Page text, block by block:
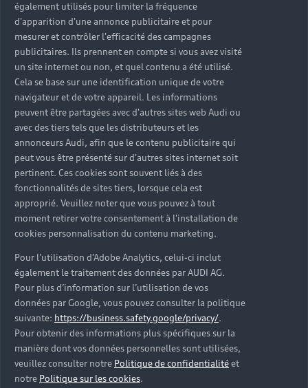
également utilisés pour limiter la fréquence
d'apparition d'une annonce publicitaire et pour
mesurer et contrôler l'efficacité des campagnes
publicitaires. Ils prennent en compte si vous avez visité
un site internet ou non, et quel contenu a été utilisé.
Cela se base sur une identification unique de votre
navigateur et de votre appareil. Les informations
peuvent être partagées avec d'autres sites web Audi ou
avec des tiers tels que les distributeurs et les
annonceurs Audi, afin que le contenu publicitaire qui
peut vous être présenté sur d'autres sites internet soit
pertinent. Ces cookies sont souvent liés à des
fonctionnalités de sites tiers, lorsque cela est
approprié. Veuillez noter que vous pouvez à tout
moment retirer votre consentement à l'installation de
cookies personnalisation du contenu marketing.
Pour l’utilisation d’Adobe Analytics, celui-ci inclut
également le traitement des données par AUDI AG.
Pour plus d’information sur l’utilisation de vos
données par Google, vous pouvez consulter la politique
suivante: https://business.safety.google/privacy/.
Pour obtenir des informations plus spécifiques sur la
manière dont vos données personnelles sont utilisées,
veuillez consulter notre Politique de confidentialitéet
notre Politique sur les cookies.